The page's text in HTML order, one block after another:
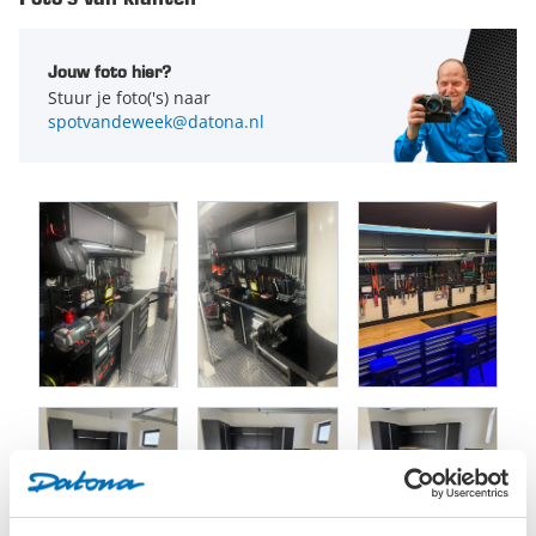
werkblad goed verlicht wordt en je altijd voldoende zicht hebt
De garage bovenkast beschikt over een
poedercoating. Deze poedercoating draagt dankzij deslag-
lange levensduur
netjes uit blijft zien. Ook zorgt de zwarte kleur voor een
stoere uitstraling in jouw garage, magazijn, loods of
werkplaats.
Je kunt dewerkplaats wandkasteneindeloos met elkaar
combineren. Als je veel grote gereedschappen, apparaten of
andere voorwerpen hebt die je op wil bergen, zijn een paar
van deze bovenkasten de ideale toevoeging voor de muur van
jouw werkplaats, magazijn of garage.
Montage van de zwarte werkplaats wandkast is erg
eenvoudig en zo gebeurd. Je bepaalt volledig zelf waar en op
Jouw foto hier?
Stuur je foto('s) naar
spotvandeweek@datona.nl